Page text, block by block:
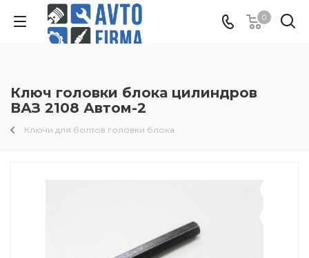
0
Ключ головки блока цилиндров
ВАЗ 2108 Автом-2
Ключи для болтов головки блока